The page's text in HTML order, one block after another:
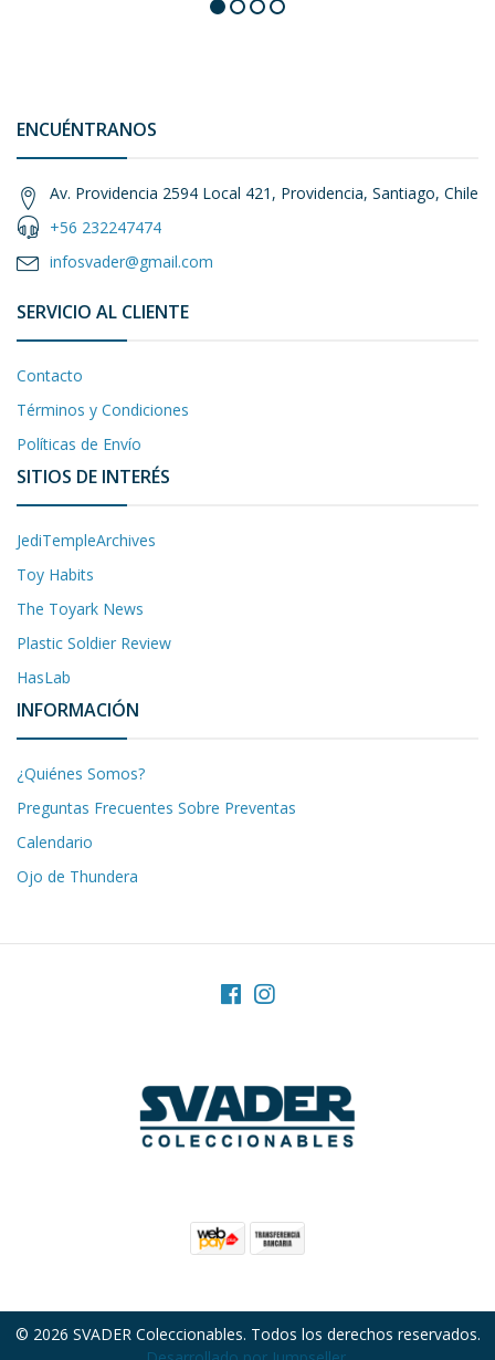
ENCUÉNTRANOS
Av. Providencia 2594 Local 421, Providencia, Santiago, Chile
+56 232247474
infosvader@gmail.com
SERVICIO AL CLIENTE
Contacto
Términos y Condiciones
Políticas de Envío
SITIOS DE INTERÉS
JediTempleArchives
Toy Habits
The Toyark News
Plastic Soldier Review
HasLab
INFORMACIÓN
¿Quiénes Somos?
Preguntas Frecuentes Sobre Preventas
Calendario
Ojo de Thundera
© 2026 SVADER Coleccionables. Todos los derechos reservados.